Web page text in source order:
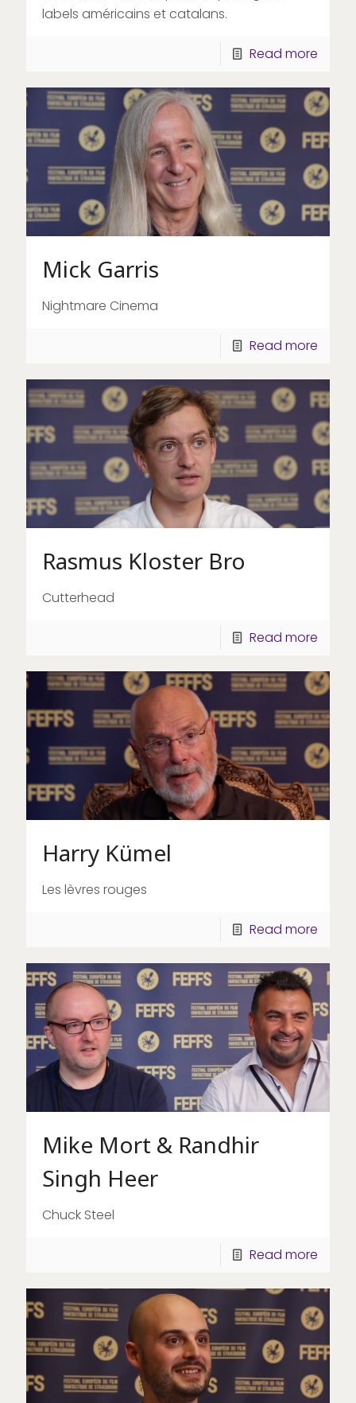
labels américains et catalans.
Read more
Mick Garris
Nightmare Cinema
Read more
Rasmus Kloster Bro
Cutterhead
Read more
Harry Kümel
Les lèvres rouges
Read more
Mike Mort & Randhir
Singh Heer
Chuck Steel
Read more